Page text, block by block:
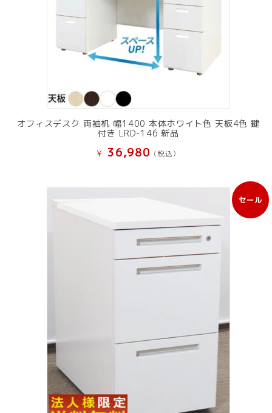
オフィスデスク 両袖机 幅1400 本体ホワイト色 天板4色 鍵
付き LRD-146 新品
¥ 36,980 (税込）
セール
販
売